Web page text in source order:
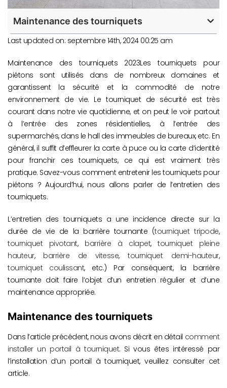
Maintenance des tourniquets
Last updated on: septembre 14th, 2024 00:25 am
Maintenance des tourniquets 2023Les tourniquets pour
piétons sont utilisés dans de nombreux domaines et
garantissent la sécurité et la commodité de notre
environnement de vie. Le tourniquet de sécurité est très
courant dans notre vie quotidienne, et on peut le voir partout
à l’entrée des zones résidentielles, à l’entrée des
supermarchés, dans le hall des immeubles de bureaux, etc. En
général, il suffit d’effleurer la carte à puce ou la carte d’identité
pour franchir ces tourniquets, ce qui est vraiment très
pratique. Savez-vous comment entretenir les tourniquets pour
piétons ? Aujourd’hui, nous allons parler de l’entretien des
tourniquets.
L’entretien des tourniquets a une incidence directe sur la
durée de vie de la barrière tournante (tourniquet tripode,
tourniquet pivotant, barrière à clapet,tourniquet pleine
hauteur, barrière de vitesse,tourniquet demi-hauteur,
tourniquet coulissant, etc.) Par conséquent, la barrière
tournante doit faire l’objet d’un entretien régulier et d’une
maintenance appropriée.
Maintenance des tourniquets
Dans l’article précédent, nous avons décrit en détail comment
installer un portail à tourniquet. Si vous êtes intéressé par
l’installation d’un portail à tourniquet, veuillez consulter cet
article.